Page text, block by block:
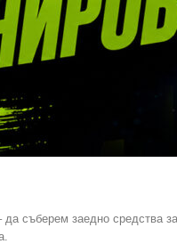
съберем заедно средства за